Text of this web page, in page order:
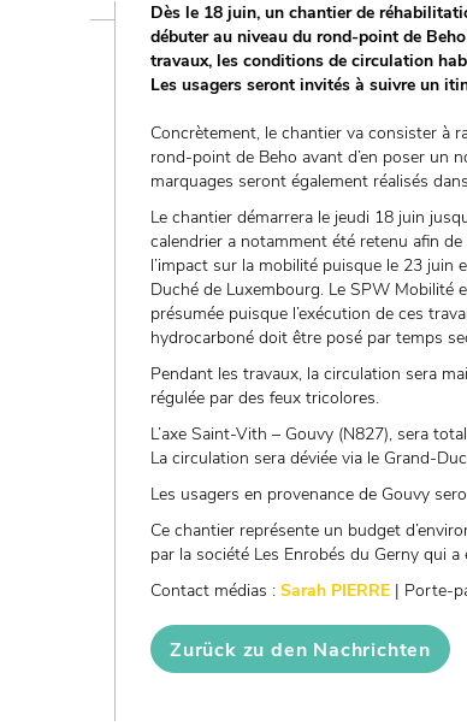
Dès le 18 juin, un chantier de
débuter au niveau du rond-point de
travaux, les conditions de circulation
Les usagers seront invités à suivre un
Concrètement, le chantier va consister à
rond-point de Beho avant d’en poser un
marquages seront également réalisés
Le chantier démarrera le jeudi 18 juin
calendrier a notamment été retenu afin
l’impact sur la mobilité puisque le 23 juin
Duché de Luxembourg. Le SPW Mobilité
présumée puisque l’exécution de ces
hydrocarboné doit être posé par temps
Pendant les travaux, la circulation sera
régulée par des feux tricolores.
L’axe Saint-Vith – Gouvy (N827), sera
La circulation sera déviée via le Grand-
Les usagers en provenance de Gouvy
Ce chantier représente un budget
par la société Les Enrobés du Gerny qui
Contact médias : Sarah PIERRE | Porte-
Zurück zu den Nachrichten